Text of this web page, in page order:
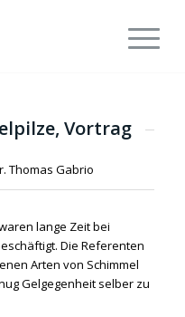
Vortrag
Thomas Gabrio
lange Zeit bei
Die Referenten
Arten von Schimmel
Gelgegenheit selber zu